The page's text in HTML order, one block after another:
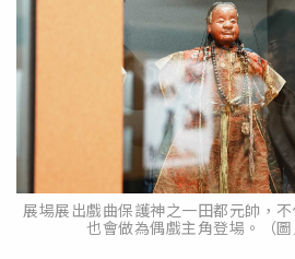
展場展出戲曲保護神之一田都元帥，
也會做為偶戲主角登場。（圖